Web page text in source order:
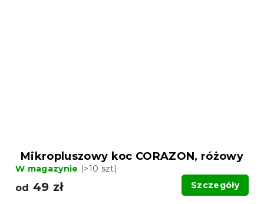
Mikropluszowy koc CORAZON, różowy
W magazynie (>10 szt)
od 49 zł Szczegóły